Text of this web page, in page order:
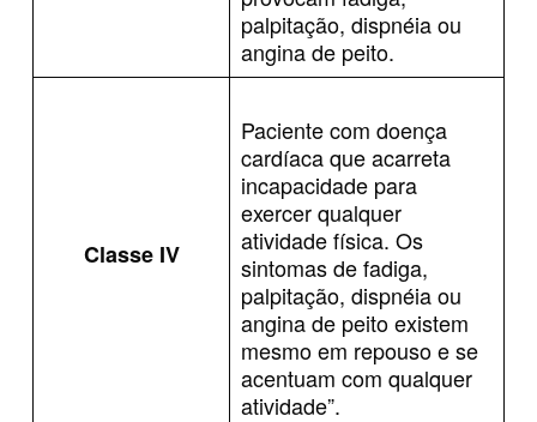
palpitação, dispnéia ou
angina de peito.
Classe IV
Paciente com doença
cardíaca que acarreta
incapacidade para
exercer qualquer
atividade física. Os
sintomas de fadiga,
palpitação, dispnéia ou
angina de peito existem
mesmo em repouso e se
acentuam com qualquer
atividade”.